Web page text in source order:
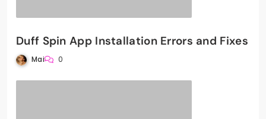
Duff Spin App Installation Errors and Fixes
Mai 0